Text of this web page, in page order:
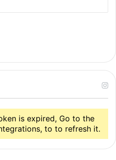
is expired, Go to the
to to refresh it.